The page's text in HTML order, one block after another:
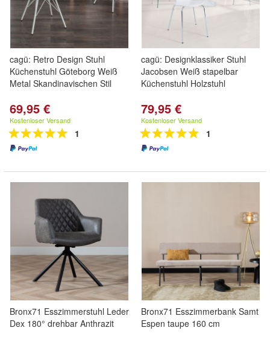
cagü: Retro Design Stuhl
Küchenstuhl Göteborg Weiß
Metal Skandinavischen Stil
69,95 €
Kostenloser Versand
1
cagü: Designklassiker Stuhl
Jacobsen Weiß stapelbar
Küchenstuhl Holzstuhl
79,95 €
Kostenloser Versand
1
Bronx71 Esszimmerstuhl Leder
Dex 180° drehbar Anthrazit
Bronx71 Esszimmerbank Samt
Espen taupe 160 cm